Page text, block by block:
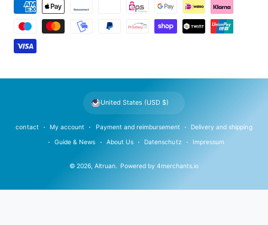
m
n
© 2026,Altruan. Powered by 4merchants.io
contact My account Payment and reimbursement Delivery and shipping
Guide & News About Us Datenschutz Impressum
United States (USD $)